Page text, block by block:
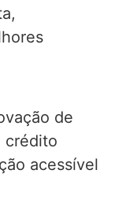
de
crédito
acessível